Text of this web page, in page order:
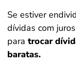
Se estiver
dívidas com
para trocar
baratas.